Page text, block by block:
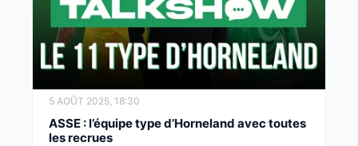
5 AOÛT 2025, 18:30
ASSE : l’équipe type d’Horneland avec toutes
les recrues